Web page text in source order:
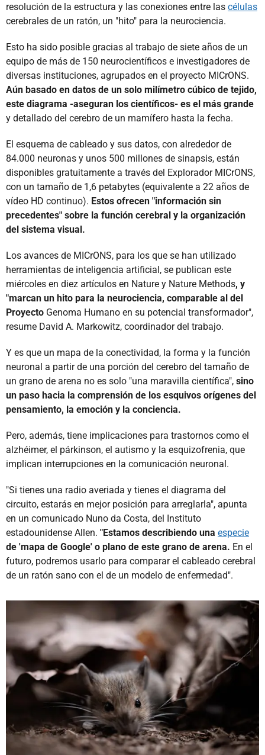
resolución de la estructura y las conexiones entre las células
cerebrales de un ratón, un "hito" para la neurociencia.
Esto ha sido posible gracias al trabajo de siete años de un
equipo de más de 150 neurocientíficos e investigadores de
diversas instituciones, agrupados en el proyecto MICrONS.
Aún basado en datos de un solo milímetro cúbico de tejido,
este diagrama -aseguran los científicos- es el más grande
y detallado del cerebro de un mamífero hasta la fecha.
El esquema de cableado y sus datos, con alrededor de
84.000 neuronas y unos 500 millones de sinapsis, están
disponibles gratuitamente a través del Explorador MICrONS,
con un tamaño de 1,6 petabytes (equivalente a 22 años de
vídeo HD continuo). Estos ofrecen "información sin
precedentes" sobre la función cerebral y la organización
del sistema visual.
Los avances de MICrONS, para los que se han utilizado
herramientas de inteligencia artificial, se publican este
miércoles en diez artículos en Nature y Nature Methods, y
"marcan un hito para la neurociencia, comparable al del
Proyecto Genoma Humano en su potencial transformador",
resume David A. Markowitz, coordinador del trabajo.
Y es que un mapa de la conectividad, la forma y la función
neuronal a partir de una porción del cerebro del tamaño de
un grano de arena no es solo "una maravilla científica", sino
un paso hacia la comprensión de los esquivos orígenes del
pensamiento, la emoción y la conciencia.
Pero, además, tiene implicaciones para trastornos como el
alzhéimer, el párkinson, el autismo y la esquizofrenia, que
implican interrupciones en la comunicación neuronal.
"Si tienes una radio averiada y tienes el diagrama del
circuito, estarás en mejor posición para arreglarla", apunta
en un comunicado Nuno da Costa, del Instituto
estadounidense Allen. "Estamos describiendo una especie
de 'mapa de Google' o plano de este grano de arena. En el
futuro, podremos usarlo para comparar el cableado cerebral
de un ratón sano con el de un modelo de enfermedad".